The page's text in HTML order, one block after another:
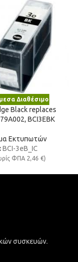
Διαθέσιμο
Black replaces
BCI3EBK
Εκτυπωτών
BCI-3eB_IC
ΦΠΑ 2,46 €)
συσκευών.